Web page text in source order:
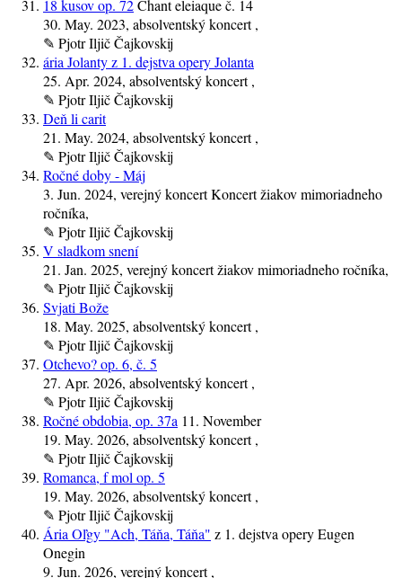
18 kusov op. 72Chant eleiaque č. 14
30. May. 2023, absolventský koncert ,
✎ Pjotr Iljič Čajkovskij
ária Jolanty z 1. dejstva opery Jolanta
25. Apr. 2024, absolventský koncert ,
✎ Pjotr Iljič Čajkovskij
Deň li carit
21. May. 2024, absolventský koncert ,
✎ Pjotr Iljič Čajkovskij
Ročné doby - Máj
3. Jun. 2024, verejný koncert Koncert žiakov mimoriadneho
ročníka,
✎ Pjotr Iljič Čajkovskij
V sladkom snení
21. Jan. 2025, verejný koncert žiakov mimoriadneho ročníka,
✎ Pjotr Iljič Čajkovskij
Svjati Bože
18. May. 2025, absolventský koncert ,
✎ Pjotr Iljič Čajkovskij
Otchevo? op. 6, č. 5
27. Apr. 2026, absolventský koncert ,
✎ Pjotr Iljič Čajkovskij
Ročné obdobia, op. 37a 11. November
19. May. 2026, absolventský koncert ,
✎ Pjotr Iljič Čajkovskij
Romanca, f mol op. 5
19. May. 2026, absolventský koncert ,
✎ Pjotr Iljič Čajkovskij
Ária Oľgy "Ach, Táňa, Táňa" z 1. dejstva opery Eugen
Onegin
9. Jun. 2026, verejný koncert ,